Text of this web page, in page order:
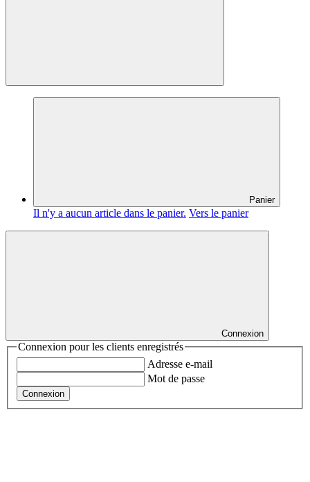
Panier
Il n'y a aucun article dans le panier. Vers le panier
Connexion
Connexion pour les clients enregistrés
Adresse e-mail
Mot de passe
Connexion